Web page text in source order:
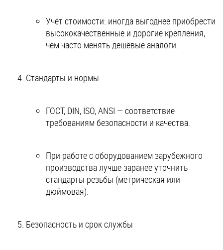
Учёт стоимости: иногда выгоднее приобрести
высококачественные и дорогие крепления,
чем часто менять дешёвые аналоги.
Стандарты и нормы
ГОСТ, DIN, ISO, ANSI — соответствие
требованиям безопасности и качества.
При работе с оборудованием зарубежного
производства лучше заранее уточнить
стандарты резьбы (метрическая или
дюймовая).
Безопасность и срок службы